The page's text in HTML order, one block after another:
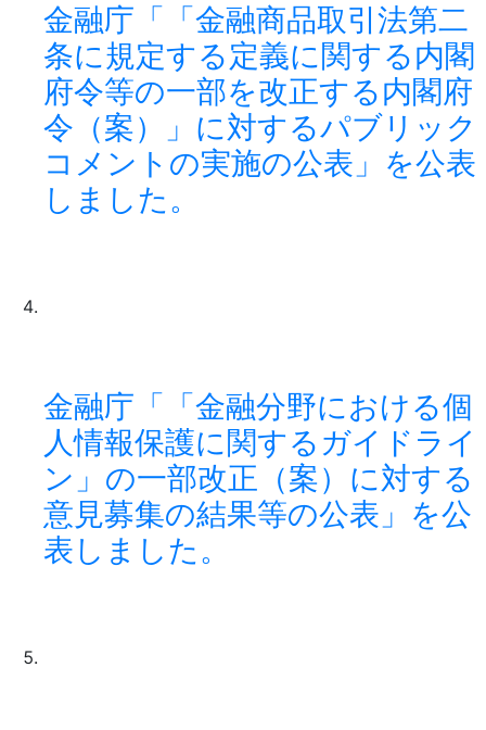
金融庁「「金融商品取引法第二
条に規定する定義に関する内閣
府令等の一部を改正する内閣府
令（案）」に対するパブリック
コメントの実施の公表」を公表
しました。
金融庁「「金融分野における個
人情報保護に関するガイドライ
ン」の一部改正（案）に対する
意見募集の結果等の公表」を公
表しました。